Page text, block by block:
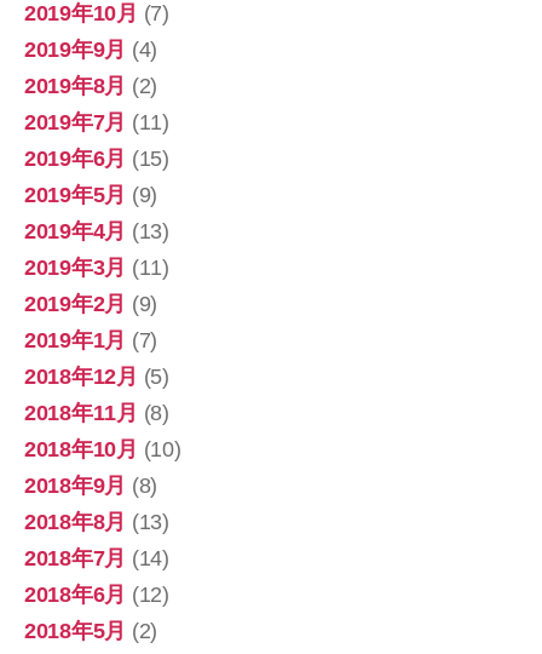
2019年10月 (7)
2019年9月 (4)
2019年8月 (2)
2019年7月 (11)
2019年6月 (15)
2019年5月 (9)
2019年4月 (13)
2019年3月 (11)
2019年2月 (9)
2019年1月 (7)
2018年12月 (5)
2018年11月 (8)
2018年10月 (10)
2018年9月 (8)
2018年8月 (13)
2018年7月 (14)
2018年6月 (12)
2018年5月 (2)